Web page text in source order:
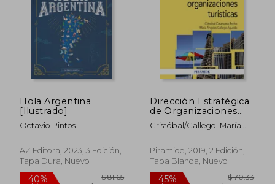
45%
dcto. $ 39.62
Hola Argentina
[Ilustrado]
Octavio Pintos
AZ Editora, 2023, 3 Edición,
Tapa Dura, Nuevo
Dirección Estratégica
de Organizaciones
Turísticas
Cristóbal/Gallego, María
Piramide, 2019, 2 Edición,
Tapa Blanda, Nuevo